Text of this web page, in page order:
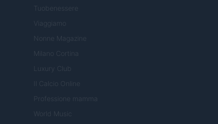
Tuobenessere
Viaggiamo
Nonne Magazine
Milano Cortina
Luxury Club
Il Calcio Online
Professione mamma
World Music